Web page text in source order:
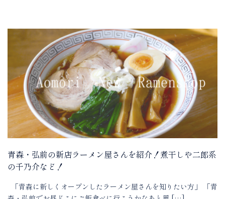
青森・弘前の新店ラーメン屋さんを紹介！煮干しや二郎系
の千乃介など！
「青森に新しくオープンしたラーメン屋さんを知りたい方」 「青